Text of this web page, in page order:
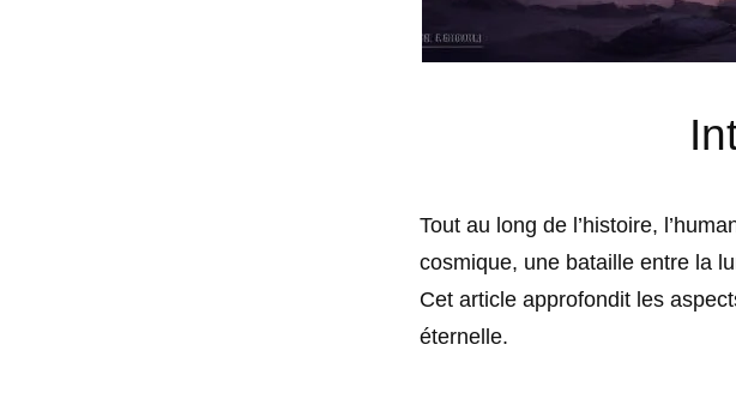
Tout au long de l’histoire,
cosmique, une bataille entre la
Cet article approfondit les
éternelle.